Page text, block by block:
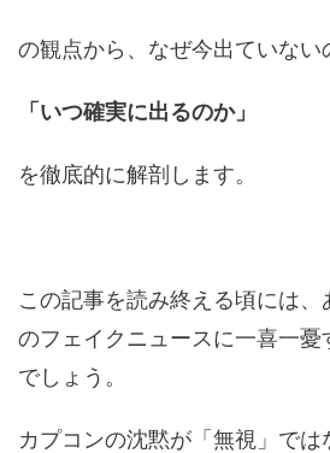
の観点から、なぜ今出ていない
「いつ確実に出るのか」
を徹底的に解剖します。
この記事を読み終える頃には、
のフェイクニュースに一喜一憂
でしょう。
カプコンの沈黙が「無視」では